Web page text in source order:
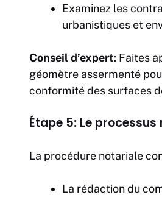
Examinez les
urbanistiques et
Conseil d’expert: Faites
géomètre assermenté
conformité des surfaces
Étape 5: Le
La procédure notariale
La rédaction du